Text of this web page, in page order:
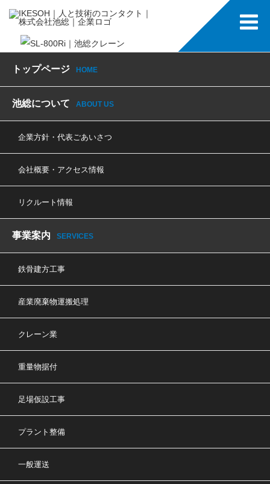
トップページ HOME
池総について ABOUT US
企業方針・代表ごあいさつ
会社概要・アクセス情報
リクルート情報
事業案内 SERVICES
鉄骨建方工事
産業廃棄物運搬処理
クレーン業
重量物据付
足場仮設工事
プラント整備
一般運送